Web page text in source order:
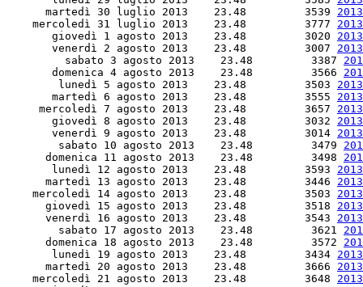
      martedì 30 luglio 2013    23.48         3539
    mercoledì 31 luglio 2013    23.48         3777
       giovedì 1 agosto 2013    23.48         3020
       venerdì 2 agosto 2013    23.48         3007
         sabato 3 agosto 2013    23.48         3387
       domenica 4 agosto 2013    23.48         3566
        lunedì 5 agosto 2013    23.48         3503
       martedì 6 agosto 2013    23.48         3555
     mercoledì 7 agosto 2013    23.48         3657
       giovedì 8 agosto 2013    23.48         3032
       venerdì 9 agosto 2013    23.48         3014
        sabato 10 agosto 2013    23.48         3479
      domenica 11 agosto 2013    23.48         3498
       lunedì 12 agosto 2013    23.48         3593
      martedì 13 agosto 2013    23.48         3446
    mercoledì 14 agosto 2013    23.48         3503
      giovedì 15 agosto 2013    23.48         3518
      venerdì 16 agosto 2013    23.48         3543
        sabato 17 agosto 2013    23.48         3621
      domenica 18 agosto 2013    23.48         3572
       lunedì 19 agosto 2013    23.48         3434
      martedì 20 agosto 2013    23.48         3666
    mercoledì 21 agosto 2013    23.48         3648